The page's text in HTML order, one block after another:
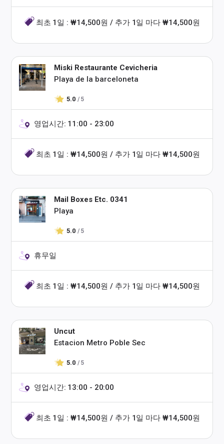
최초 1일 : ₩14,500원 / 추가 1일 마다 ₩14,500원
Miski Restaurante Cevicheria
Playa de la barceloneta
5.0 / 5
영업시간: 11:00 - 23:00
최초 1일 : ₩14,500원 / 추가 1일 마다 ₩14,500원
Mail Boxes Etc. 0341
Playa
5.0 / 5
휴무일
최초 1일 : ₩14,500원 / 추가 1일 마다 ₩14,500원
Uncut
Estacion Metro Poble Sec
5.0 / 5
영업시간: 13:00 - 20:00
최초 1일 : ₩14,500원 / 추가 1일 마다 ₩14,500원